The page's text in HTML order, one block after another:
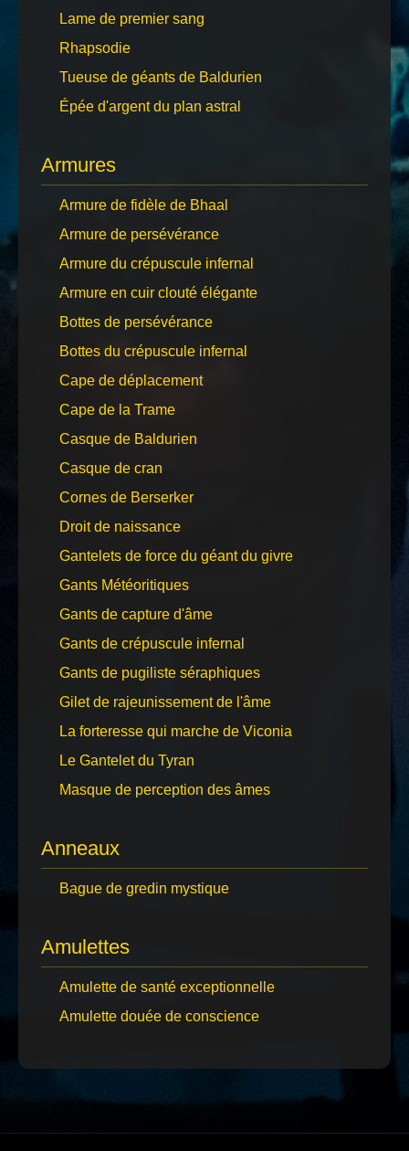
Lame de premier sang
Rhapsodie
Tueuse de géants de Baldurien
Épée d'argent du plan astral
Armures
Armure de fidèle de Bhaal
Armure de persévérance
Armure du crépuscule infernal
Armure en cuir clouté élégante
Bottes de persévérance
Bottes du crépuscule infernal
Cape de déplacement
Cape de la Trame
Casque de Baldurien
Casque de cran
Cornes de Berserker
Droit de naissance
Gantelets de force du géant du givre
Gants Météoritiques
Gants de capture d'âme
Gants de crépuscule infernal
Gants de pugiliste séraphiques
Gilet de rajeunissement de l'âme
La forteresse qui marche de Viconia
Le Gantelet du Tyran
Masque de perception des âmes
Anneaux
Bague de gredin mystique
Amulettes
Amulette de santé exceptionnelle
Amulette douée de conscience